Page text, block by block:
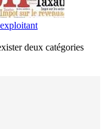
deux catégories